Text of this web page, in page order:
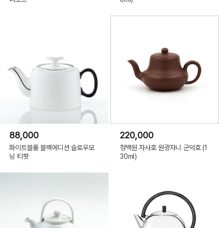
88,000
화이트블룸 블랙에디션 슬로우모
닝 티팟
220,000
청백원 자사호 원광자니 군덕호 (1
30ml)